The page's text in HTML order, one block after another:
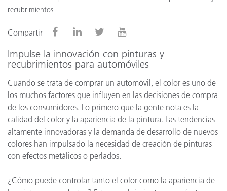
recubrimientos
Compartir
Impulse la innovación con pinturas y
recubrimientos para automóviles
Cuando se trata de comprar un automóvil, el color es uno de
los muchos factores que influyen en las decisiones de compra
de los consumidores. Lo primero que la gente nota es la
calidad del color y la apariencia de la pintura. Las tendencias
altamente innovadoras y la demanda de desarrollo de nuevos
colores han impulsado la necesidad de creación de pinturas
con efectos metálicos o perlados.
¿Cómo puede controlar tanto el color como la apariencia de